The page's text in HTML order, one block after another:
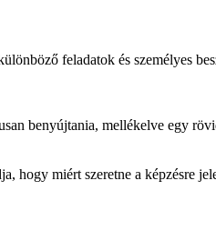
feladatok és személyes
benyújtania, mellékelve egy
hogy miért szeretne a képzésre